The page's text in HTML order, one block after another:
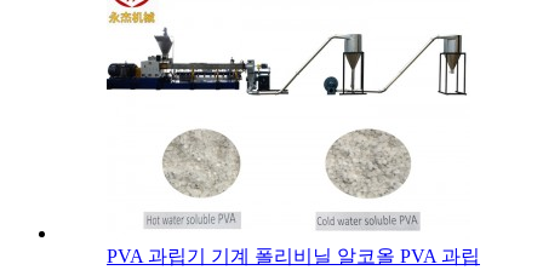
PVA 과립기 기계 폴리비닐 알코올 PVA 과립